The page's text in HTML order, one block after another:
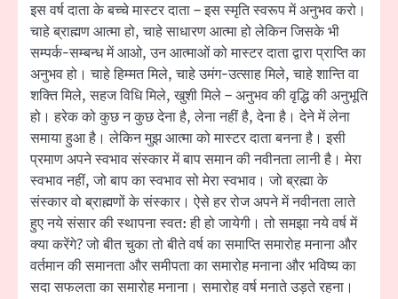
इस वर्ष दाता के बच्चे मास्टर दाता – इस स्मृति स्वरूप में अनुभव करो।
चाहे ब्राह्मण आत्मा हो, चाहे साधारण आत्मा हो लेकिन जिसके भी
सम्पर्क-सम्बन्ध में आओ, उन आत्माओं को मास्टर दाता द्वारा प्राप्ति का
अनुभव हो। चाहे हिम्मत मिले, चाहे उमंग-उत्साह मिले, चाहे शान्ति वा
शक्ति मिले, सहज विधि मिले, खुशी मिले – अनुभव की वृद्धि की अनुभूति
हो। हरेक को कुछ न कुछ देना है, लेना नहीं है, देना है। देने में लेना
समाया हुआ है। लेकिन मुझ आत्मा को मास्टर दाता बनना है। इसी
प्रमाण अपने स्वभाव संस्कार में बाप समान की नवीनता लानी है। मेरा
स्वभाव नहीं, जो बाप का स्वभाव सो मेरा स्वभाव। जो ब्रह्मा के
संस्कार वो ब्राह्मणों के संस्कार। ऐसे हर रोज अपने में नवीनता लाते
हुए नये संसार की स्थापना स्वत: ही हो जायेगी। तो समझा नये वर्ष में
क्या करेंगे? जो बीत चुका तो बीते वर्ष का समाप्ति समारोह मनाना और
वर्तमान की समानता और समीपता का समारोह मनाना और भविष्य का
सदा सफलता का समारोह मनाना। समारोह वर्ष मनाते उड़ते रहना।